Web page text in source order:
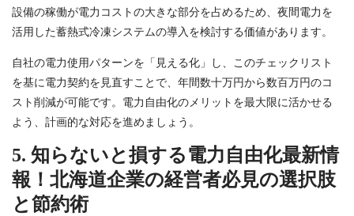
設備の稼働が電力コストの大きな部分を占めるため、夜間電力を
活用した蓄熱式冷凍システムの導入を検討する価値があります。
自社の電力使用パターンを「見える化」し、このチェックリスト
を基に電力契約を見直すことで、年間数十万円から数百万円のコ
スト削減が可能です。電力自由化のメリットを最大限に活かせる
よう、計画的な対応を進めましょう。
5. 知らないと損する電力自由化最新情
報！北海道企業の経営者必見の選択肢
と節約術